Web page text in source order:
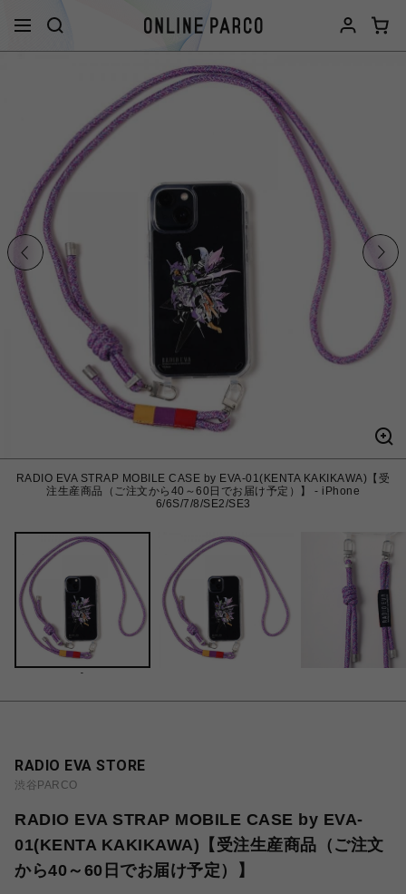
RADIO EVA STRAP MOBILE CASE by EVA-01(KENTA KAKIKAWA)【受
注生産商品（ご注文から40～60日でお届け予定）】 - iPhone
6/6S/7/8/SE2/SE3
-
RADIO EVA STORE
渋谷PARCO
RADIO EVA STRAP MOBILE CASE by EVA-
01(KENTA KAKIKAWA)【受注生産商品（ご注文
から40～60日でお届け予定）】